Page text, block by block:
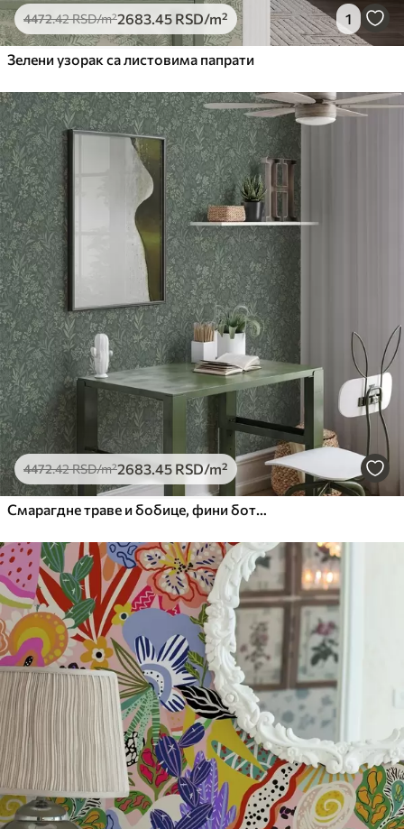
4472.42RSD/m²2683.45 RSD/m² 1
Зелени узорак са листовима папрати
4472.42RSD/m²2683.45 RSD/m²
Смарагдне траве и бобице, фини ботанички узорак